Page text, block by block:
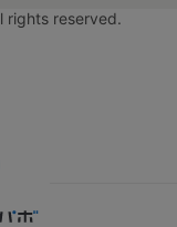
rights reserved.